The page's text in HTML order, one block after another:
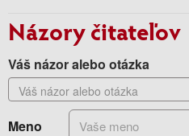
Názory čitateľov
Váš názor alebo otázka
Meno